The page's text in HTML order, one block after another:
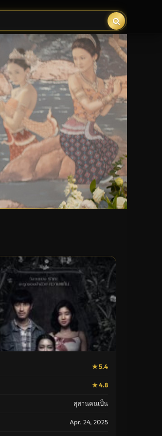
★ 5.4
★ 4.8
สุสานคนเป็น
Apr. 24, 2025